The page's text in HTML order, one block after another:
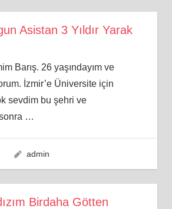
Asistan 3 Yıldır Yarak
Barış. 26 yaşındayım ve
İzmir’e Üniversite için
sevdim bu şehri ve
…
admin
Birdaha Götten